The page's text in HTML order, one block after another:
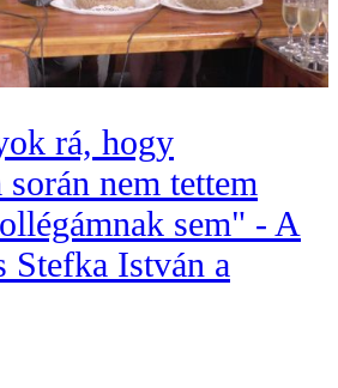
rá, hogy
nem tettem
sem" - A
Stefka István a